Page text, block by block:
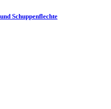
Schuppenflechte